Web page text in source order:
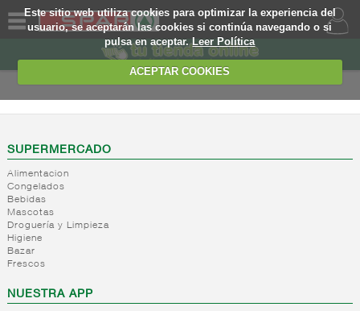
Este sitio web utiliza cookies para optimizar la experiencia del
usuario, se aceptarán las cookies si continúa navegando o si
pulsa en aceptar.Leer Política
ACEPTAR COOKIES
SOMOS
WEB
EJEMPLO
SUPERMERCADO
Alimentacion
Congelados
Bebidas
Mascotas
Droguería y Limpieza
Higiene
Bazar
Frescos
NUESTRA APP